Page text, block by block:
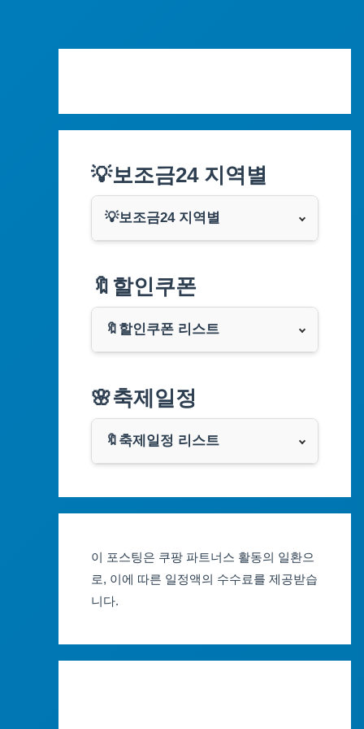
💡보조금24 지역별
💡보조금24 지역별
부산광역시
대구광역시
인천광역시
광주광역시
세종특별자치시
강원도
🔖할인쿠폰
🔖할인쿠폰 리스트
쿠팡
클룩
🌸축제일정
🔖축제일정 리스트
대구축제 일정
광주축제 일정
이 포스팅은 쿠팡 파트너스 활동의 일환으
로, 이에 따른 일정액의 수수료를 제공받습
니다.